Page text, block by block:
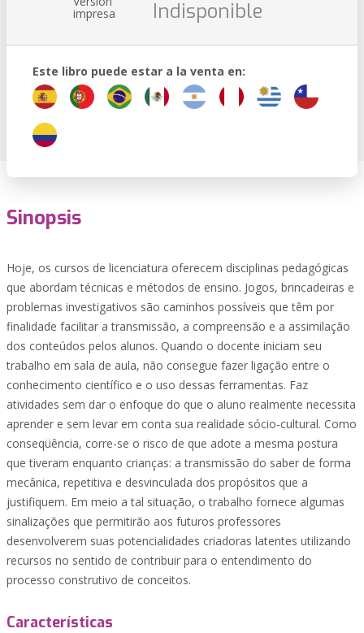
impresa Indisponible
Este libro puede estar a la venta en:
Sinopsis
Hoje, os cursos de licenciatura oferecem disciplinas pedagógicas
que abordam técnicas e métodos de ensino. Jogos, brincadeiras e
problemas investigativos são caminhos possíveis que têm por
finalidade facilitar a transmissão, a compreensão e a assimilação
dos conteúdos pelos alunos. Quando o docente iniciam seu
trabalho em sala de aula, não consegue fazer ligação entre o
conhecimento científico e o uso dessas ferramentas. Faz
atividades sem dar o enfoque do que o aluno realmente necessita
aprender e sem levar em conta sua realidade sócio-cultural. Como
conseqüência, corre-se o risco de que adote a mesma postura
que tiveram enquanto crianças: a transmissão do saber de forma
mecânica, repetitiva e desvinculada dos propósitos que a
justifiquem. Em meio a tal situação, o trabalho fornece algumas
sinalizações que permitirão aos futuros professores
desenvolverem suas potencialidades criadoras latentes utilizando
recursos no sentido de contribuir para o entendimento do
processo construtivo de conceitos.
Características